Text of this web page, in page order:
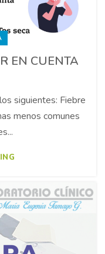
EN CUENTA
siguientes: Fiebre
menos comunes